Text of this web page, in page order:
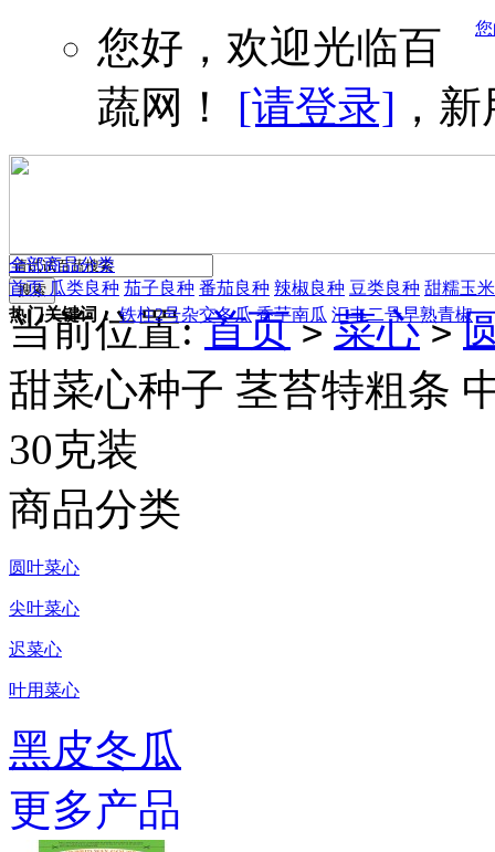
您好，欢迎光临百
蔬网！ [请登录] ，
热门关键词： 铁柱2号杂交冬瓜 香芋南瓜 汇丰二号早熟青椒
全部商品分类
首页 瓜类良种 茄子良种 番茄良种 辣椒良种 豆类良种 甜糯玉米
当前位置:首页 > 菜心 >
甜菜心种子 茎苔特粗条
30克装
商品分类
圆叶菜心
尖叶菜心
迟菜心
叶用菜心
黑皮冬瓜
更多产品